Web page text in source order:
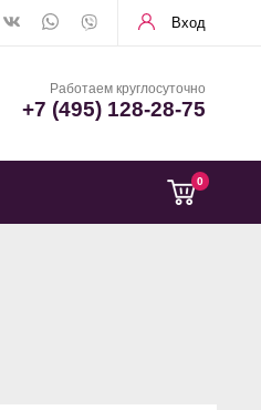
Вход
Работаем круглосуточно
+7 (495) 128-28-75
0